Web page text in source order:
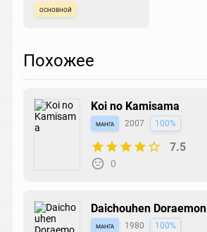
основной
Похожее
Koi no Kamisama
манга 2007 100%
7.5
0
Daichouhen Doraemon
манга 1980 100%